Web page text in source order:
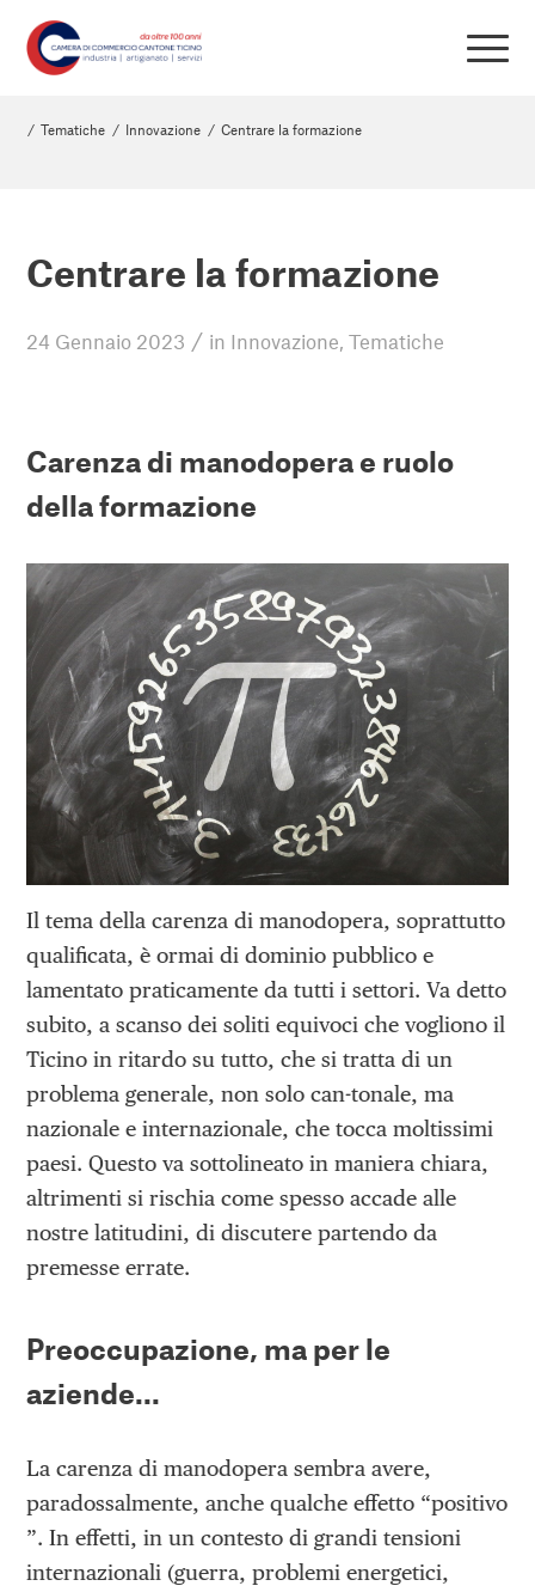
/ Tematiche / Innovazione / Centrare la formazione
Centrare la formazione
24 Gennaio 2023 / in Innovazione,Tematiche
Carenza di manodopera e ruolo
della formazione
Il tema della carenza di manodopera, soprattutto
qualificata, è ormai di dominio pubblico e
lamentato praticamente da tutti i settori. Va detto
subito, a scanso dei soliti equivoci che vogliono il
Ticino in ritardo su tutto, che si tratta di un
problema generale, non solo can-tonale, ma
nazionale e internazionale, che tocca moltissimi
paesi. Questo va sottolineato in maniera chiara,
altrimenti si rischia come spesso accade alle
nostre latitudini, di discutere partendo da
premesse errate.
Preoccupazione, ma per le
aziende…
La carenza di manodopera sembra avere,
paradossalmente, anche qualche effetto “positivo
”. In effetti, in un contesto di grandi tensioni
internazionali (guerra, problemi energetici,